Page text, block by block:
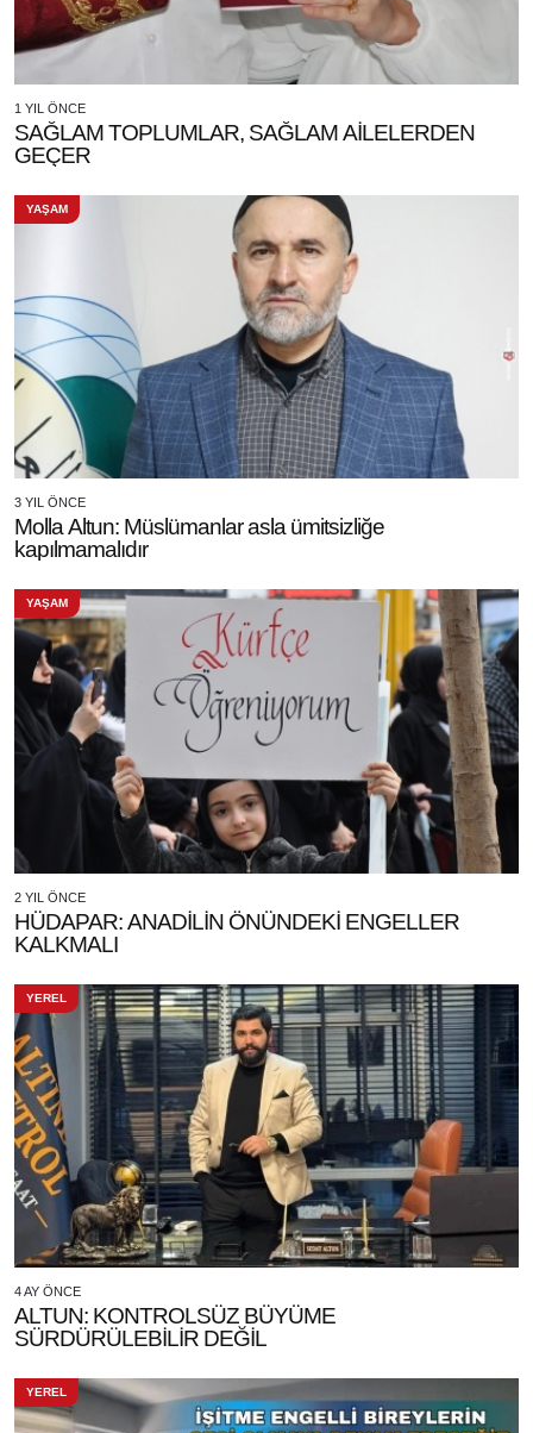
1 YIL ÖNCE
SAĞLAM TOPLUMLAR, SAĞLAM AİLELERDEN
GEÇER
YAŞAM
3 YIL ÖNCE
Molla Altun: Müslümanlar asla ümitsizliğe
kapılmamalıdır
YAŞAM
2 YIL ÖNCE
HÜDAPAR: ANADİLİN ÖNÜNDEKİ ENGELLER
KALKMALI
YEREL
4 AY ÖNCE
ALTUN: KONTROLSÜZ BÜYÜME
SÜRDÜRÜLEBİLİR DEĞİL
YEREL